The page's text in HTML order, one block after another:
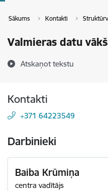
Sākums Kontakti
Valmieras datu
Atskaņot tekstu
Kontakti
+371 64223549
Darbinieki
Baiba Krūmiņa
centra vadītājs